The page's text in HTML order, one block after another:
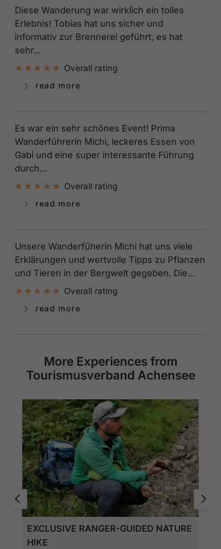
Diese Wanderung war wirklich ein tolles
Erlebnis! Tobias hat uns sicher und
informativ zur Brennerei geführt, es hat
sehr...
Overall rating
read more
Es war ein sehr schönes Event! Prima
Wanderführerin Michi, leckeres Essen von
Gabi und eine super interessante Führung
durch...
Overall rating
read more
Unsere Wanderfüherin Michi hat uns viele
Erklärungen und wertvolle Tipps zu Pflanzen
und Tieren in der Bergwelt gegeben. Die...
Overall rating
read more
More Experiences from
Tourismusverband Achensee
EXCLUSIVE RANGER-GUIDED NATURE
HIKE